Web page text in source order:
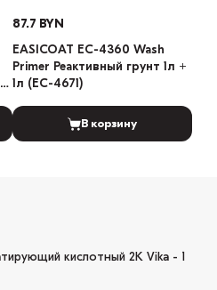
87.7 BYN
EASICOAT EC-4360 Wash
Primer Реактивный грунт 1л +
1л (EC-4671)
В корзину
кислотный 2К Vika - 1